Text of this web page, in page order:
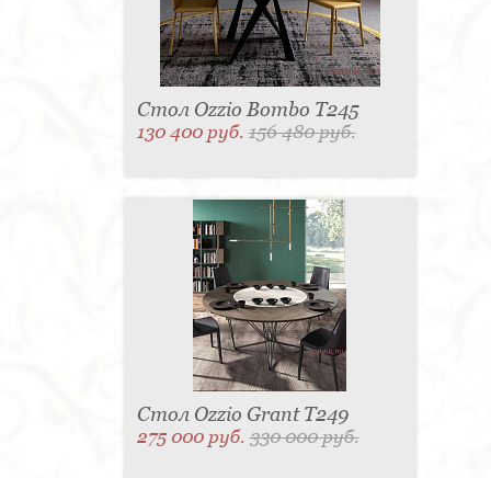
Стол Ozzio Bombo T245
130 400 руб.156 480 руб.
Стол Ozzio Grant T249
275 000 руб.330 000 руб.